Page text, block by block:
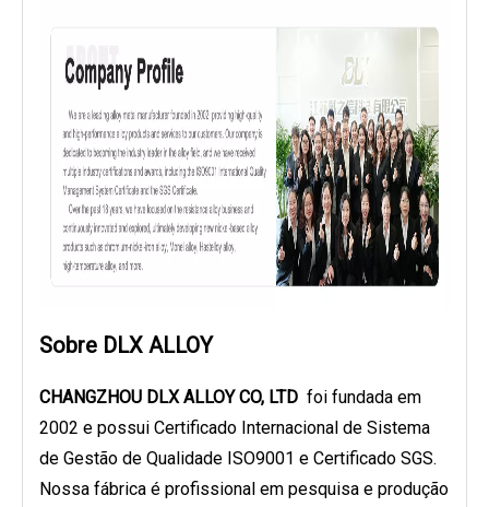
Sobre DLX ALLOY
CHANGZHOU DLX ALLOY CO, LTD foi fundada em
2002 e possui Certificado Internacional de Sistema
de Gestão de Qualidade ISO9001 e Certificado SGS.
Nossa fábrica é profissional em pesquisa e produção